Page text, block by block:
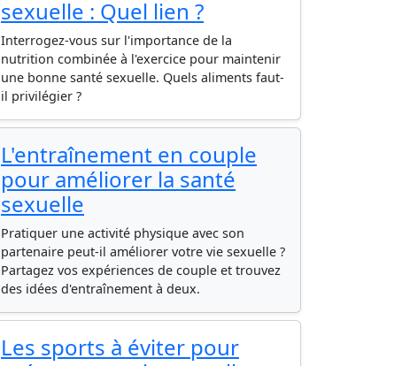
sexuelle : Quel lien ?
Interrogez-vous sur l'importance de la
nutrition combinée à l'exercice pour maintenir
une bonne santé sexuelle. Quels aliments faut-
il privilégier ?
L'entraînement en couple
pour améliorer la santé
sexuelle
Pratiquer une activité physique avec son
partenaire peut-il améliorer votre vie sexuelle ?
Partagez vos expériences de couple et trouvez
des idées d'entraînement à deux.
Les sports à éviter pour